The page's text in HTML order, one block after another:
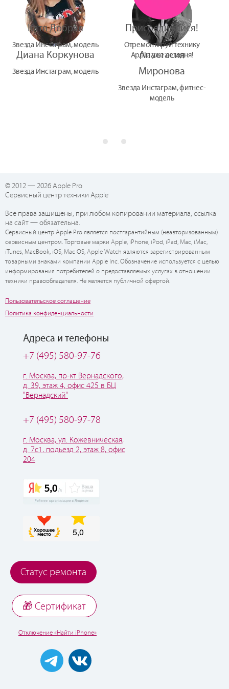
Диана Коркунова
Звезда Инстаграм, модель
Анастасия
Миронова
Звезда Инстаграм, фитнес-
модель
Катя Добрая
Звезда Инстаграм, модель
Присоединяйся!
Отремонтируй технику
Apple уже сегодня!
© 2012 — 2026 Apple Pro
Сервисный центр техники Apple
Все права защищены, при любом копировании материала, ссылка
на сайт — обязательна.
Сервисный центр Apple Pro является постгарантийным (неавторизованным)
сервисным центром. Торговые марки Apple, iPhone, iPod, iPad, Mac, iMac,
iTunes, MacBook, iOS, Mac OS, Apple Watch являются зарегистрированным
товарными знаками компании Apple Inc. Обозначение используется с целью
информирования потребителей о предоставляемых услугах в отношении
техники правообладателя. Не является публичной офертой.
Пользовательское соглашение
Политика конфиденциальности
Адреса и телефоны
+7 (495) 580-97-76
г. Москва, пр-кт Вернадского,
д. 39, этаж 4, офис 425 в БЦ
"Вернадский"
+7 (495) 580-97-78
г. Москва, ул. Кожевническая,
д. 7с1, подьезд 2, этаж 8, офис
204
Статус ремонта
🎁 Cертификат
Отключение «Найти iPhone»